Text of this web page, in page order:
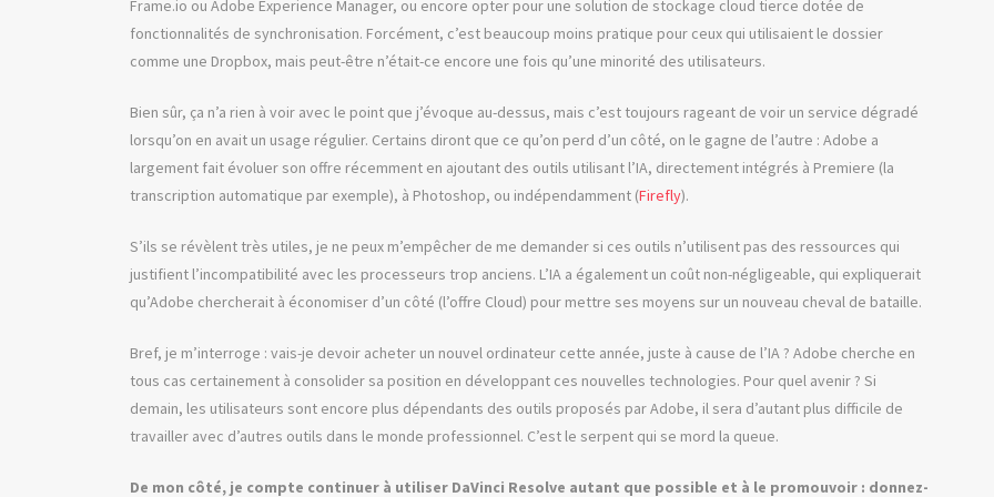
Frame.io ou Adobe Experience Manager, ou encore opter pour une solution de stockage cloud tierce dotée de
fonctionnalités de synchronisation. Forcément, c’est beaucoup moins pratique pour ceux qui utilisaient le dossier
comme une Dropbox, mais peut-être n’était-ce encore une fois qu’une minorité des utilisateurs.
Bien sûr, ça n’a rien à voir avec le point que j’évoque au-dessus, mais c’est toujours rageant de voir un service dégradé
lorsqu’on en avait un usage régulier. Certains diront que ce qu’on perd d’un côté, on le gagne de l’autre : Adobe a
largement fait évoluer son offre récemment en ajoutant des outils utilisant l’IA, directement intégrés à Premiere (la
transcription automatique par exemple), à Photoshop, ou indépendamment (Firefly).
S’ils se révèlent très utiles, je ne peux m’empêcher de me demander si ces outils n’utilisent pas des ressources qui
justifient l’incompatibilité avec les processeurs trop anciens. L’IA a également un coût non-négligeable, qui expliquerait
qu’Adobe chercherait à économiser d’un côté (l’offre Cloud) pour mettre ses moyens sur un nouveau cheval de bataille.
Bref, je m’interroge : vais-je devoir acheter un nouvel ordinateur cette année, juste à cause de l’IA ? Adobe cherche en
tous cas certainement à consolider sa position en développant ces nouvelles technologies. Pour quel avenir ? Si
demain, les utilisateurs sont encore plus dépendants des outils proposés par Adobe, il sera d’autant plus difficile de
travailler avec d’autres outils dans le monde professionnel. C’est le serpent qui se mord la queue.
De mon côté, je compte continuer à utiliser DaVinci Resolve autant que possible et à le promouvoir : donnez-